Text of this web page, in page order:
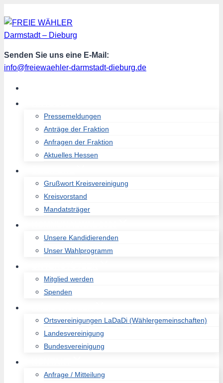
Inhalt
springen
Senden Sie uns eine E-Mail:
info@freiewaehler-darmstadt-dieburg.de
Pressemeldungen
Anträge der Fraktion
Anfragen der Fraktion
Aktuelles Hessen
Grußwort Kreisvereinigung
Kreisvorstand
Mandatsträger
Unsere Kandidierenden
Unser Wahlprogramm
Mitglied werden
Spenden
Ortsvereinigungen LaDaDi (Wählergemeinschaften)
Landesvereinigung
Bundesvereinigung
Anfrage / Mitteilung